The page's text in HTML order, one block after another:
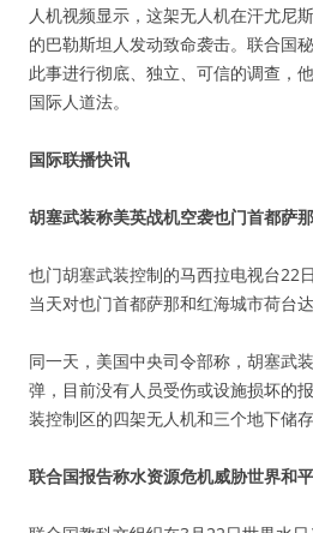
人机视频显示，这架无人机在汗尤尼
的巴勒斯坦人发动致命袭击。联合国
此事进行彻底、独立、可信的调查，
国际人道法。
国际联播快讯
胡塞武装称美英战机空袭也门首都萨那
也门胡塞武装控制的马西拉电视台22
当天对也门首都萨那和红海城市荷台
同一天，美国中央司令部称，胡塞武
弹，目前没有人员受伤或设施损坏的
装控制区的四架无人机和三个地下储存
联合国报告称水资源危机威胁世界和平